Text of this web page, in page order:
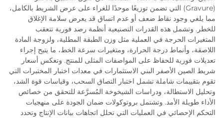
(Gravure) التي تضمن توزيعًا موحدًا للغراء على عرض الشريط بالكامل،
مما يلغي وجود نقاط ضعف أو عدم اتساق قد يعرض سلامة الإغلاق
للخطر. وتشمل هذه القدرات التصنيعية أنظمة رصد فورية تتعقب
المتغيرات الحرجة في العملية مثل وزن الطبقة المطلية، ولزوجة المادة
اللاصقة، وأنماط درجة الحرارة، ومتغيرات سرعة الخط، ما يتيح إجراء
تعديلات فورية للحفاظ على المواصفات المثلى للمنتج. وتعكس أسعار
شريط الصين الأصفر البني الاستثمارات في معدات اختبار المختبرات التي
تقوم بتقييمات شاملة تشمل اختبار التصاق السحب، وقياسات قوة الشد،
وتحليل الاستطالة، ودراسات الشيخوخة المُسرَّعة للتحقق من خصائص
الأداء طويلة الأمد. وتشتمل بروتوكولات ضمان الجودة على منهجيات
التحكم الإحصائي في العمليات التي تحلل اتجاهات بيانات الإنتاج وتحدد